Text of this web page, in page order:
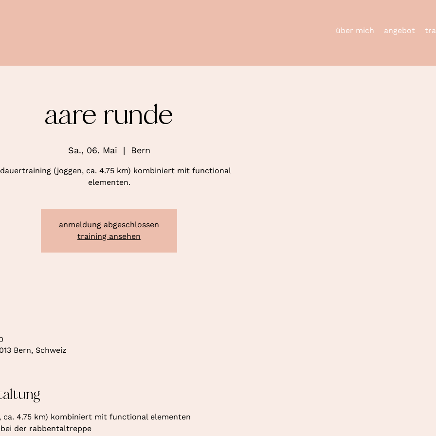
über mich angebot
aare runde
Sa., 06. Mai
  |
Bern
(joggen, ca. 4.75 km) kombiniert mit functional
elementen.
anmeldung abgeschlossen
training ansehen
Bern, Schweiz
ca. 4.75 km) kombiniert mit functional elementen
der rabbentaltreppe